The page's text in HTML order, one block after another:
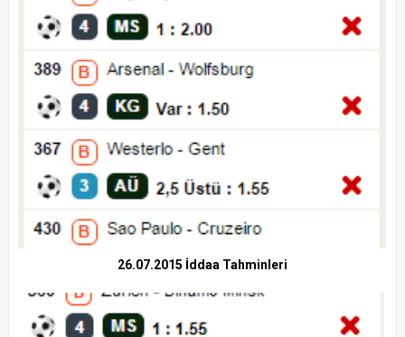
26.07.2015 İddaa Tahminleri